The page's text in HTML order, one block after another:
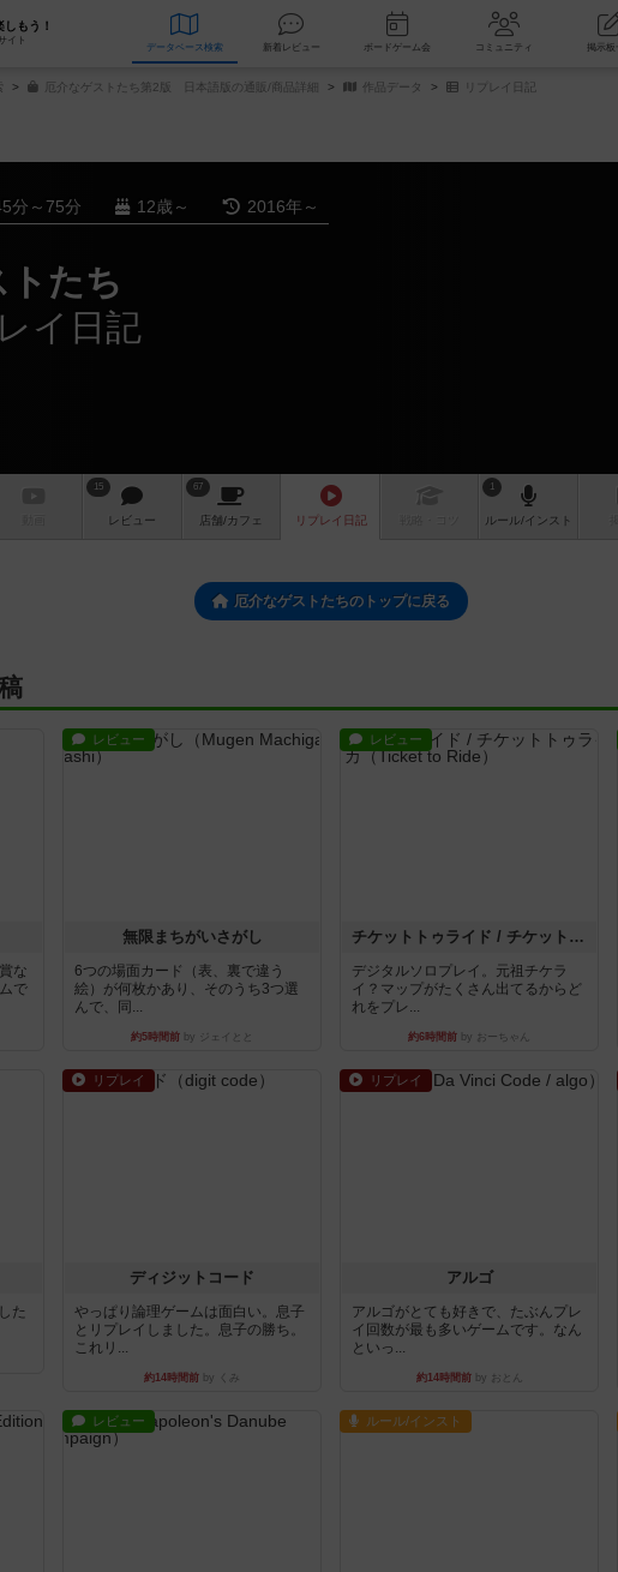
もう！
イト
データベース 検索 新着レビュー ボードゲーム会 コミュニティ
厄介なゲストたち第2版 日本語版の通販/商品詳細 作品データ リプレイ日記
分～75分 12歳～ 2016年～
トたち
イ日記
15
レビュー
67
店舗/カフェ リプレイ 日記
1
ルール/インスト
厄介なゲストたちのトップに戻る
な
で
レビュー
無限まちがいさがし
6つの場面カード（表、裏で違う
絵）が何枚かあり、そのうち3つ選
んで、同...
約5時間前 by ジェイとと
レビュー
チケットトゥライド / チケットトゥライドアメリカ
デジタルソロプレイ。元祖チケラ
イ？マップがたくさん出てるからど
れをプレ...
約6時間前 by おーちゃん
た
リプレイ
ディジットコード
やっぱり論理ゲームは面白い。息子
とリプレイしました。息子の勝ち。
これリ...
約14時間前 by くみ
リプレイ
アルゴ
アルゴがとても好きで、たぶんプレ
イ回数が最も多いゲームです。なん
といっ...
約14時間前by おとん
レビュー ルール/インスト